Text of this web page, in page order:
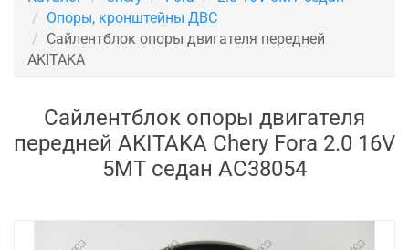
Опоры, кронштейны ДВС
Сайлентблок опоры двигателя передней
AKITAKA
Сайлентблок опоры двигателя
передней AKITAKA Chery Fora 2.0 16V
5MT седан AC38054